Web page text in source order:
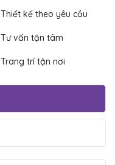
Thiết kế theo yêu cầu
Tư vấn tận tâm
Trang trí tận nơi